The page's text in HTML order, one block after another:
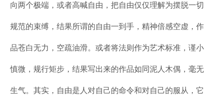
向两个极端，或者高喊自由，把自由仅仅理解为摆脱一切
规范的束缚，结果所谓的自由一到手，精神倍感空虚，作
品苍白无力，空疏油滑。或者将法则作为艺术标准，谨小
慎微，规行矩步，结果写出来的作品如同泥人木偶，毫无
生气。其实，自由是人对自己的命令和对自己的服从，它